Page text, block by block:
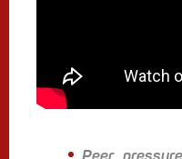
Peer